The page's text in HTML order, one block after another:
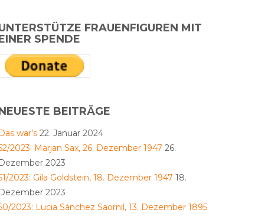
FRAUENFIGUREN MIT
SPENDE
BEITRÄGE
Das war’s 22. Januar 2024
2023: Marjan Sax, 26. Dezember 1947 26.
Dezember 2023
2023: Gila Goldstein, 18. Dezember 1947 18.
Dezember 2023
2023: Lucia Sánchez Saornil, 13. Dezember 1895